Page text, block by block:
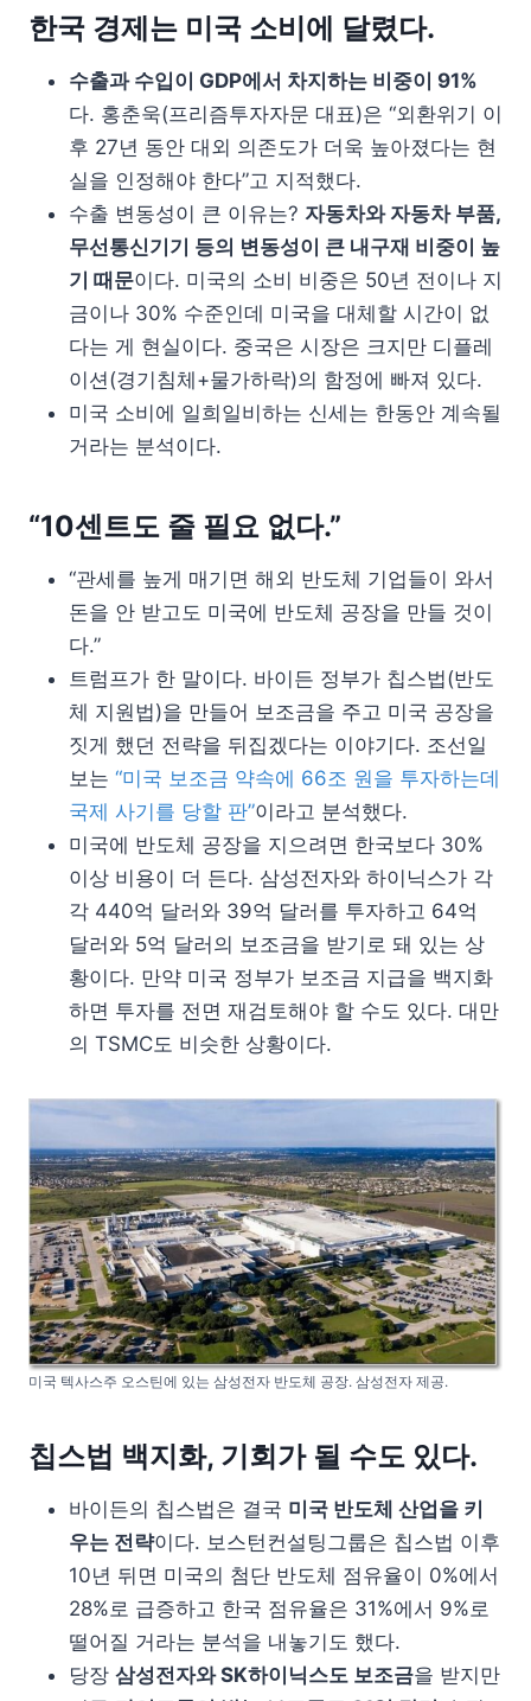
한국 경제는 미국 소비에 달렸다.
수출과 수입이 GDP에서 차지하는 비중이 91%
다. 홍춘욱(프리즘투자자문 대표)은 “외환위기 이
후 27년 동안 대외 의존도가 더욱 높아졌다는 현
실을 인정해야 한다”고 지적했다.
수출 변동성이 큰 이유는? 자동차와 자동차 부품,
무선통신기기 등의 변동성이 큰 내구재 비중이 높
기 때문이다. 미국의 소비 비중은 50년 전이나 지
금이나 30% 수준인데 미국을 대체할 시간이 없
다는 게 현실이다. 중국은 시장은 크지만 디플레
이션(경기침체+물가하락)의 함정에 빠져 있다.
미국 소비에 일희일비하는 신세는 한동안 계속될
거라는 분석이다.
“10센트도 줄 필요 없다.”
“관세를 높게 매기면 해외 반도체 기업들이 와서
돈을 안 받고도 미국에 반도체 공장을 만들 것이
다.”
트럼프가 한 말이다. 바이든 정부가 칩스법(반도
체 지원법)을 만들어 보조금을 주고 미국 공장을
짓게 했던 전략을 뒤집겠다는 이야기다. 조선일
보는 “미국 보조금 약속에 66조 원을 투자하는데
국제 사기를 당할 판”이라고 분석했다.
미국에 반도체 공장을 지으려면 한국보다 30%
이상 비용이 더 든다. 삼성전자와 하이닉스가 각
각 440억 달러와 39억 달러를 투자하고 64억
달러와 5억 달러의 보조금을 받기로 돼 있는 상
황이다. 만약 미국 정부가 보조금 지급을 백지화
하면 투자를 전면 재검토해야 할 수도 있다. 대만
의 TSMC도 비슷한 상황이다.
미국 텍사스주 오스틴에 있는 삼성전자 반도체 공장. 삼성전자 제공.
칩스법 백지화, 기회가 될 수도 있다.
바이든의 칩스법은 결국 미국 반도체 산업을 키
우는 전략이다. 보스턴컨설팅그룹은 칩스법 이후
10년 뒤면 미국의 첨단 반도체 점유율이 0%에서
28%로 급증하고 한국 점유율은 31%에서 9%로
떨어질 거라는 분석을 내놓기도 했다.
당장 삼성전자와 SK하이닉스도 보조금을 받지만